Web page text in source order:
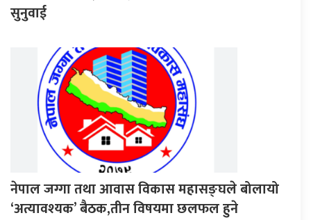
सुनुवाई
नेपाल जग्गा तथा आवास विकास महासङ्घले बोलायो
‘अत्यावश्यक’ बैठक,तीन विषयमा छलफल हुने